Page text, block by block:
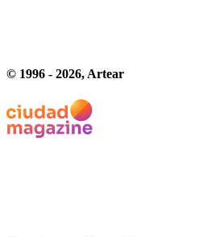
© 1996 - 2026, Artear